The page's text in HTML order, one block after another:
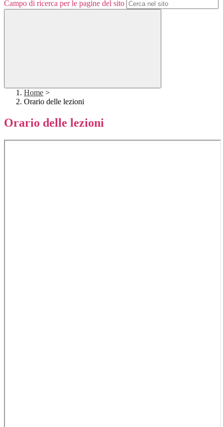
Campo di ricerca per le pagine del sito
Home >
Orario delle lezioni
Orario delle lezioni